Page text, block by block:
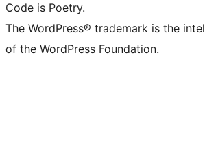
Code is Poetry.
The WordPress® trademark is the
of the WordPress Foundation.